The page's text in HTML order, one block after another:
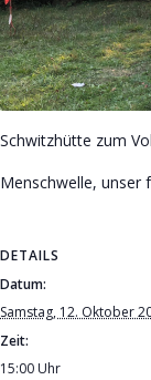
Schwitzhütte zum
Menschwelle, unser
DETAILS
Datum:
Samstag, 12. Oktober
Zeit:
15:00 Uhr